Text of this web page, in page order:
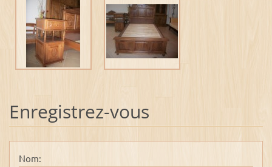
Enregistrez-vous
Nom: